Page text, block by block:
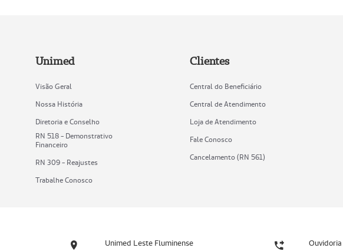
Unimed
Visão Geral
Nossa História
Diretoria e Conselho
RN 518 - Demonstrativo
Financeiro
RN 309 - Reajustes
Trabalhe Conosco
Clientes
Central do Beneficiário
Central de Atendimento
Loja de Atendimento
Fale Conosco
Cancelamento (RN 561)
Unimed Leste Fluminense Ouvidoria